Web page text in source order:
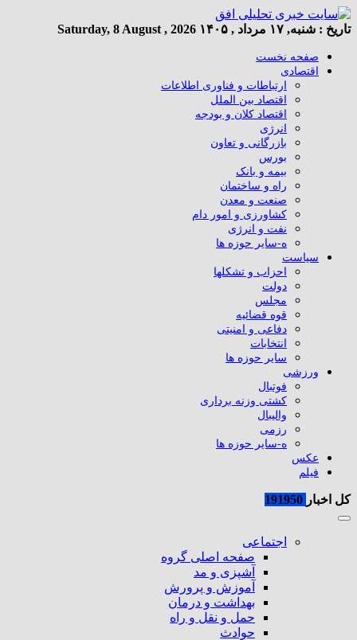
تاریخ : شنبه, ۱۷ مرداد , ۱۴۰۵ Saturday, 8 August , 2026
صفحه نخست
اقتصادی
ارتباطات و فناوری اطلاعات
اقتصاد بین الملل
اقتصاد کلان و بودجه
انرژی
بازرگانی و تعاون
بورس
بیمه و بانک
راه و ساختمان
صنعت و معدن
کشاورزی و امور دام
نفت و انرژی
ه-سایر حوزه ها
سیاست
احزاب و تشکلها
دولت
مجلس
قوه قضائیه
دفاعی و امنیتی
انتخابات
سایر حوزه ها
ورزشی
فوتبال
کشتی وزنه برداری
والیبال
رزمی
ه-سایر حوزه ها
عکس
فیلم
کل اخبار
اجتماعی
صفحه اصلی گروه
آشپزی و مد
آموزش و پرورش
بهداشت و درمان
حمل و نقل و راه
حوادث